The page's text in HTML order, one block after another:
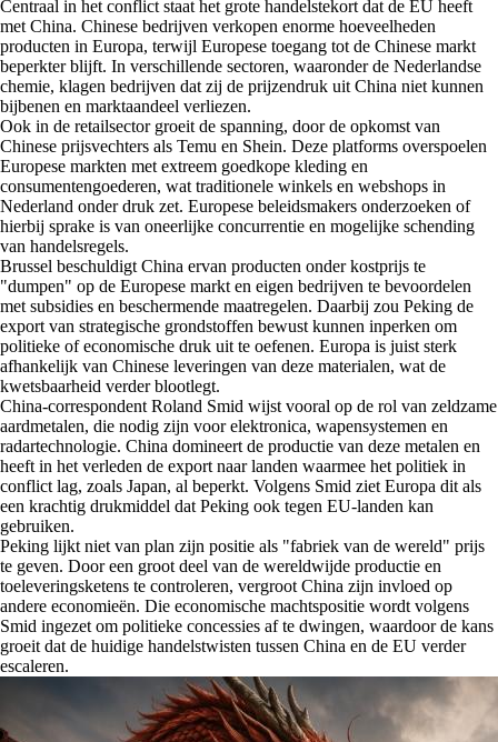
Centraal in het conflict staat het grote handelstekort dat de EU heeft
met China. Chinese bedrijven verkopen enorme hoeveelheden
producten in Europa, terwijl Europese toegang tot de Chinese markt
beperkter blijft. In verschillende sectoren, waaronder de Nederlandse
chemie, klagen bedrijven dat zij de prijzendruk uit China niet kunnen
bijbenen en marktaandeel verliezen.
Ook in de retailsector groeit de spanning, door de opkomst van
Chinese prijsvechters als Temu en Shein. Deze platforms overspoelen
Europese markten met extreem goedkope kleding en
consumentengoederen, wat traditionele winkels en webshops in
Nederland onder druk zet. Europese beleidsmakers onderzoeken of
hierbij sprake is van oneerlijke concurrentie en mogelijke schending
van handelsregels.
Brussel beschuldigt China ervan producten onder kostprijs te
"dumpen" op de Europese markt en eigen bedrijven te bevoordelen
met subsidies en beschermende maatregelen. Daarbij zou Peking de
export van strategische grondstoffen bewust kunnen inperken om
politieke of economische druk uit te oefenen. Europa is juist sterk
afhankelijk van Chinese leveringen van deze materialen, wat de
kwetsbaarheid verder blootlegt.
China-correspondent Roland Smid wijst vooral op de rol van zeldzame
aardmetalen, die nodig zijn voor elektronica, wapensystemen en
radartechnologie. China domineert de productie van deze metalen en
heeft in het verleden de export naar landen waarmee het politiek in
conflict lag, zoals Japan, al beperkt. Volgens Smid ziet Europa dit als
een krachtig drukmiddel dat Peking ook tegen EU-landen kan
gebruiken.
Peking lijkt niet van plan zijn positie als "fabriek van de wereld" prijs
te geven. Door een groot deel van de wereldwijde productie en
toeleveringsketens te controleren, vergroot China zijn invloed op
andere economieën. Die economische machtspositie wordt volgens
Smid ingezet om politieke concessies af te dwingen, waardoor de kans
groeit dat de huidige handelstwisten tussen China en de EU verder
escaleren.